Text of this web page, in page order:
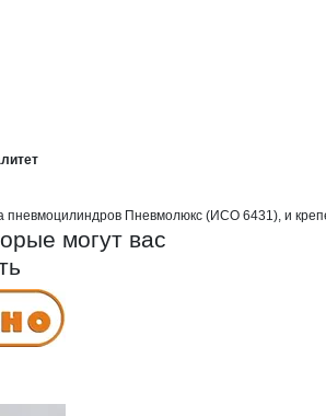
странице
пневмоцилиндров Пневмолюкс (ИСО 6431), и
могут вас